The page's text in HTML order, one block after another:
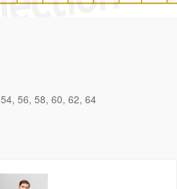
54 56 58 60 62 64